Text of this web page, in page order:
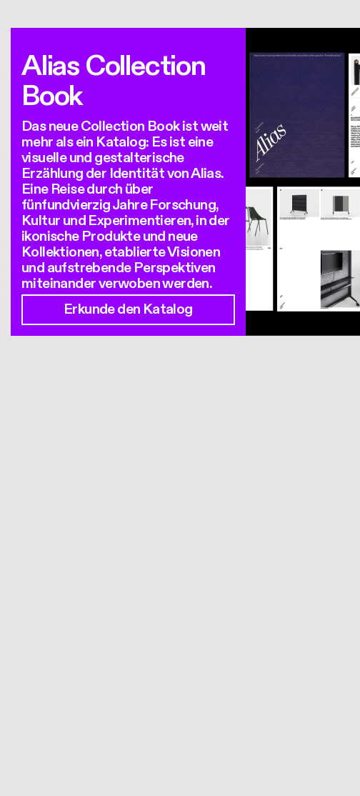
Alias Collection
Book
Das neue Collection Book ist weit
mehr als ein Katalog: Es ist eine
visuelle und gestalterische
Erzählung der Identität von Alias.
Eine Reise durch über
fünfundvierzig Jahre Forschung,
Kultur und Experimentieren, in der
ikonische Produkte und neue
Kollektionen, etablierte Visionen
und aufstrebende Perspektiven
miteinander verwoben werden.
Erkunde den Katalog